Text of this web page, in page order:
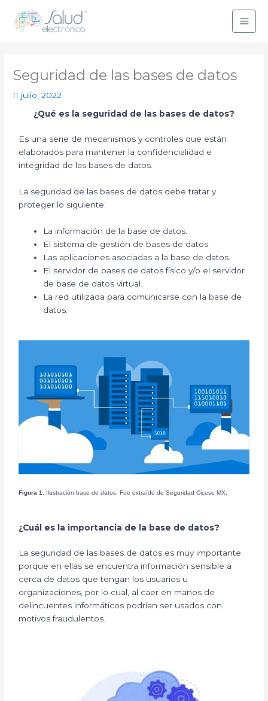
contenido
Seguridad de las bases de datos
11 julio, 2022
¿Qué es la seguridad de las bases de datos?
Es una serie de mecanismos y controles que están
elaborados para mantener la confidencialidad e
integridad de las bases de datos.
La seguridad de las bases de datos debe tratar y
proteger lo siguiente:
La información de la base de datos.
El sistema de gestión de bases de datos.
Las aplicaciones asociadas a la base de datos.
El servidor de bases de datos físico y/o el servidor
de base de datos virtual.
La red utilizada para comunicarse con la base de
datos.
Figura 1. Ilustración base de datos. Fue extraído de Seguridad Cicese MX.
¿Cuál es la importancia de la base de datos?
La seguridad de las bases de datos es muy importante
porque en ellas se encuentra información sensible a
cerca de datos que tengan los usuarios u
organizaciones, por lo cual, al caer en manos de
delincuentes informáticos podrían ser usados con
motivos fraudulentos.